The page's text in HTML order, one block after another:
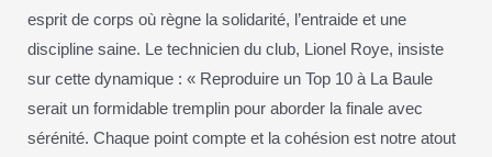
esprit de corps où règne la solidarité, l’entraide et une
discipline saine. Le technicien du club, Lionel Roye, insiste
sur cette dynamique : « Reproduire un Top 10 à La Baule
serait un formidable tremplin pour aborder la finale avec
sérénité. Chaque point compte et la cohésion est notre atout